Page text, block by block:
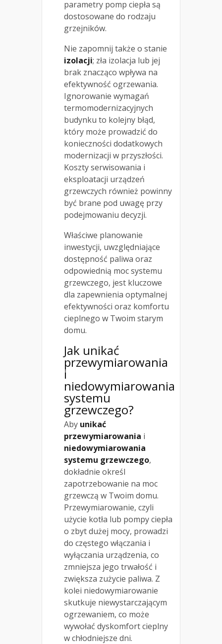
parametry pomp ciepła są
dostosowane do rodzaju
grzejników.
Nie zapomnij także o stanie
izolacji; zła izolacja lub jej
brak znacząco wpływa na
efektywność ogrzewania.
Ignorowanie wymagań
termomodernizacyjnych
budynku to kolejny błąd,
który może prowadzić do
konieczności dodatkowych
modernizacji w przyszłości.
Koszty serwisowania i
eksploatacji urządzeń
grzewczych również powinny
być brane pod uwagę przy
podejmowaniu decyzji.
Właściwe planowanie
inwestycji, uwzględniające
dostępność paliwa oraz
odpowiednią moc systemu
grzewczego, jest kluczowe
dla zapewnienia optymalnej
efektywności oraz komfortu
cieplnego w Twoim starym
domu.
Jak unikać
przewymiarowania
i
niedowymiarowania
systemu
grzewczego?
Aby unikać
przewymiarowania i
niedowymiarowania
systemu grzewczego,
dokładnie określ
zapotrzebowanie na moc
grzewczą w Twoim domu.
Przewymiarowanie, czyli
użycie kotła lub pompy ciepła
o zbyt dużej mocy, prowadzi
do częstego włączania i
wyłączania urządzenia, co
zmniejsza jego trwałość i
zwiększa zużycie paliwa. Z
kolei niedowymiarowanie
skutkuje niewystarczającym
ogrzewaniem, co może
wywołać dyskomfort cieplny
w chłodniejsze dni.